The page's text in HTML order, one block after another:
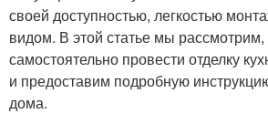
своей доступностью, легкостью
видом. В этой статье мы рассмотрим,
самостоятельно провести отделку
и предоставим подробную
дома.